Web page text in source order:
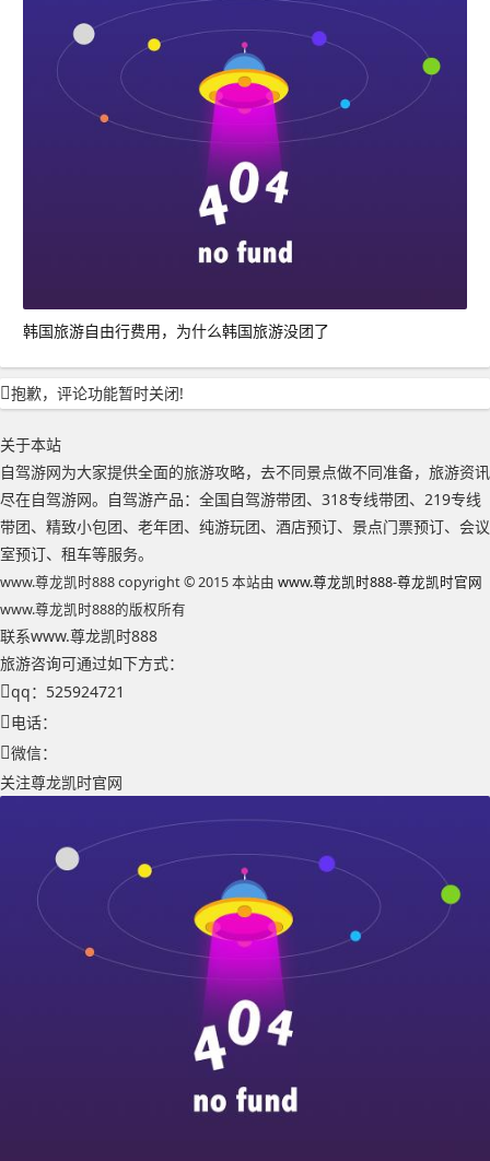
韩国旅游自由行费用，为什么韩国旅游没团了
抱歉，评论功能暂时关闭!
关于本站
自驾游网为大家提供全面的旅游攻略，去不同景点做不同准备，旅游资讯
尽在自驾游网。自驾游产品：全国自驾游带团、318专线带团、219专线
带团、精致小包团、老年团、纯游玩团、酒店预订、景点门票预订、会议
室预订、租车等服务。
www.尊龙凯时888 copyright © 2015 本站由 www.尊龙凯时888-尊龙凯时官网
www.尊龙凯时888的版权所有
联系www.尊龙凯时888
旅游咨询可通过如下方式：
qq：525924721
电话：
微信：
关注尊龙凯时官网